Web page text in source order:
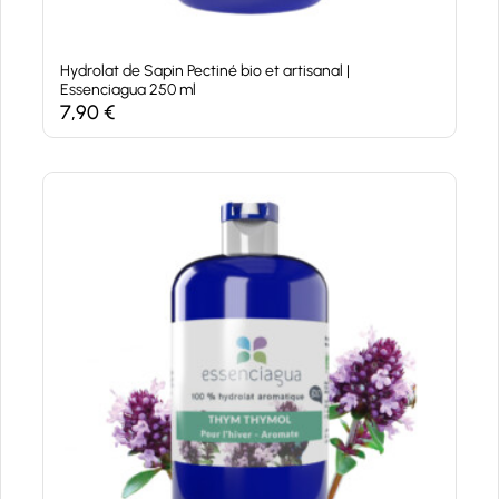
Hydrolat de Sapin Pectiné bio et artisanal |
Essenciagua 250 ml
7,90€